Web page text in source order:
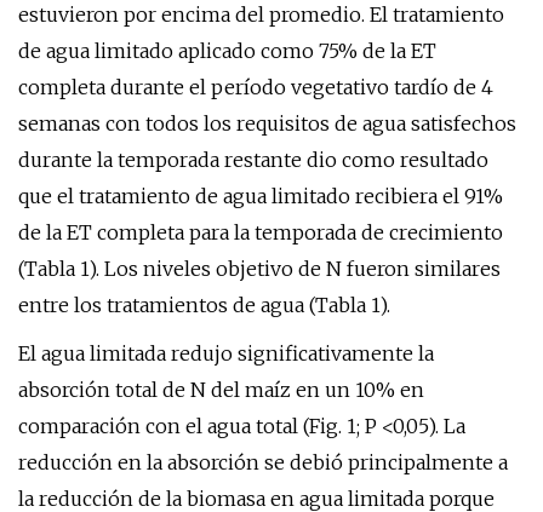
estuvieron por encima del promedio. El tratamiento
de agua limitado aplicado como 75% de la ET
completa durante el período vegetativo tardío de 4
semanas con todos los requisitos de agua satisfechos
durante la temporada restante dio como resultado
que el tratamiento de agua limitado recibiera el 91%
de la ET completa para la temporada de crecimiento
(Tabla 1). Los niveles objetivo de N fueron similares
entre los tratamientos de agua (Tabla 1).
El agua limitada redujo significativamente la
absorción total de N del maíz en un 10% en
comparación con el agua total (Fig. 1; P <0,05). La
reducción en la absorción se debió principalmente a
la reducción de la biomasa en agua limitada porque